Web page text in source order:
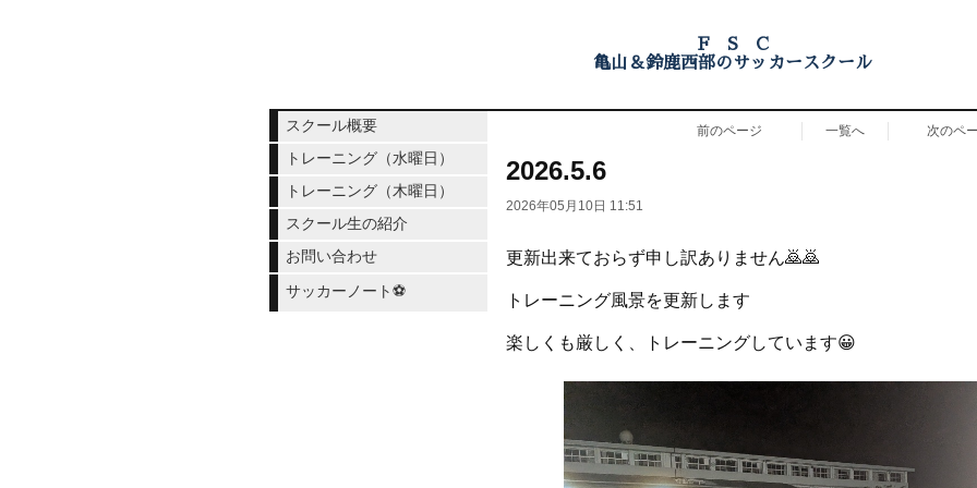
F S C
亀山＆鈴鹿西部のサッカースクール
前のページ 一覧へ 次のペ
2026.5.6
2026年05月10日 11:51
更新出来ておらず申し訳ありません🙇🙇
トレーニング風景を更新します
楽しくも厳しく、トレーニングしています😀
スクール概要
トレーニング（水曜日）
トレーニング（木曜日）
スクール生の紹介
お問い合わせ
サッカーノート⚽